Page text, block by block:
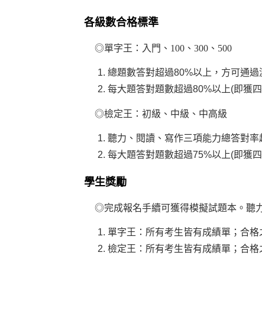
各級數合格標準
◎單字王：入門、100、300、500
總題數答對超過80%以上，方可通過
每大題答對題數超過80%以上(即獲
◎檢定王：初級、中級、中高級
聽力、閱讀、寫作三項能力總答對
每大題答對題數超過75%以上(即獲
學生獎勵
◎完成報名手續可獲得模擬試題本。聽
單字王：所有考生皆有成績單；合
檢定王：所有考生皆有成績單；合